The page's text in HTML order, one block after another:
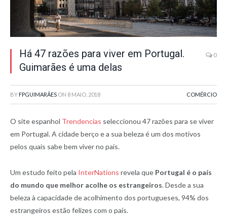
Há 47 razões para viver em Portugal.
Guimarães é uma delas
0
BY FPGUIMARÃES ON 8 MAIO, 2018 COMÉRCIO
O site espanhol Trendencias seleccionou 47 razões para se viver
em Portugal. A cidade berço e a sua beleza é um dos motivos
pelos quais sabe bem viver no país.
Um estudo feito pela InterNations revela que Portugal é o país
do mundo que melhor acolhe os estrangeiros. Desde a sua
beleza à capacidade de acolhimento dos portugueses, 94% dos
estrangeiros estão felizes com o país.